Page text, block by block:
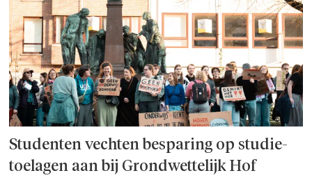
Studenten vechten besparing op studie­
toelagen aan bij Grondwettelijk Hof